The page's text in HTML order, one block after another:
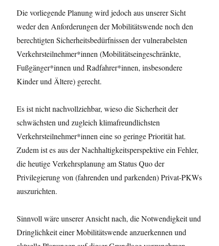
Die vorliegende Planung wird jedoch aus unserer Sicht
weder den Anforderungen der Mobilitätswende noch den
berechtigten Sicherheitsbedürfnissen der vulnerabelsten
Verkehrsteilnehmer*innen (Mobilitätseingeschränkte,
Fußgänger*innen und Radfahrer*innen, insbesondere
Kinder und Ältere) gerecht.
Es ist nicht nachvollziehbar, wieso die Sicherheit der
schwächsten und zugleich klimafreundlichsten
Verkehrsteilnehmer*innen eine so geringe Priorität hat.
Zudem ist es aus der Nachhaltigkeitsperspektive ein Fehler,
die heutige Verkehrsplanung am Status Quo der
Privilegierung von (fahrenden und parkenden) Privat-PKWs
auszurichten.
Sinnvoll wäre unserer Ansicht nach, die Notwendigkeit und
Dringlichkeit einer Mobilitätswende anzuerkennen und